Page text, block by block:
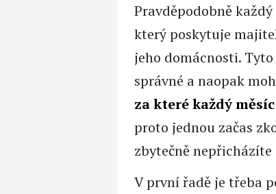
Pravděpodobně
který poskytuje
jeho domácnosti.
správné a naopak
za které každý
proto jednou začas
zbytečně
V první řadě je třeba